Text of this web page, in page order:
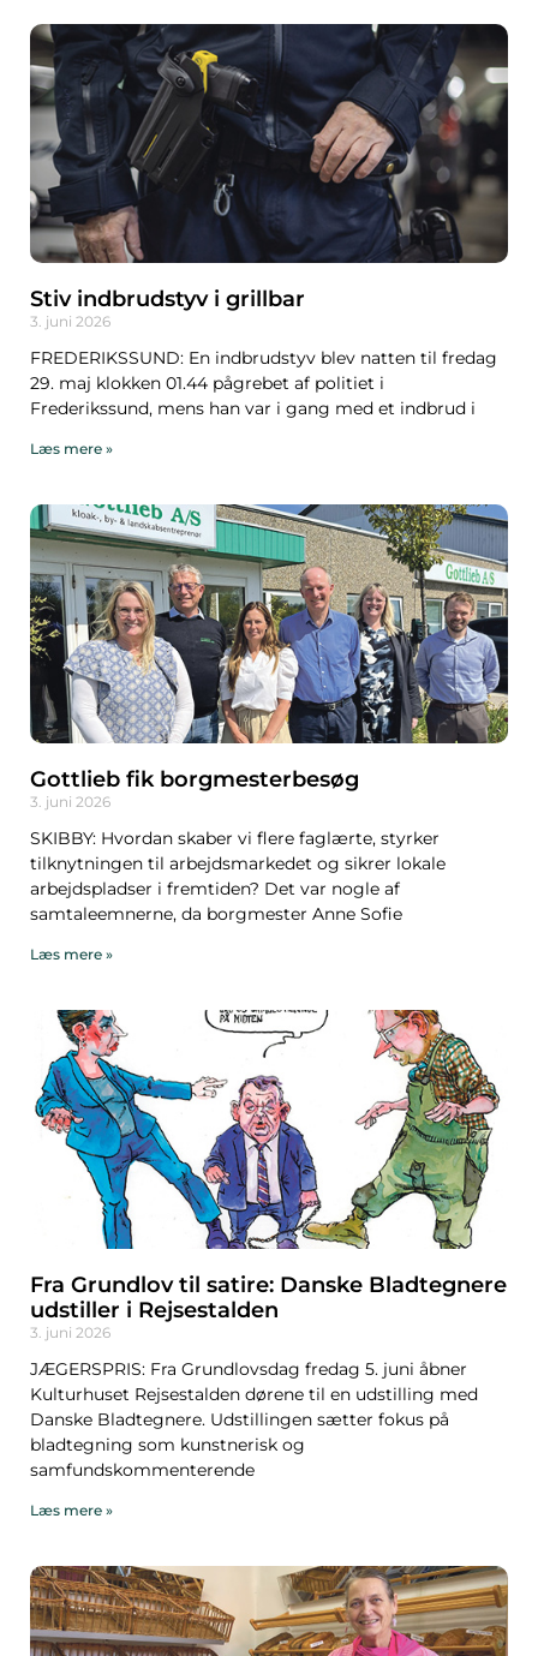
Stiv indbrudstyv i grillbar
3. juni 2026
FREDERIKSSUND: En indbrudstyv blev natten til fredag
29. maj klokken 01.44 pågrebet af politiet i
Frederikssund, mens han var i gang med et indbrud i
Læs mere »
Gottlieb fik borgmesterbesøg
3. juni 2026
SKIBBY: Hvordan skaber vi flere faglærte, styrker
tilknytningen til arbejdsmarkedet og sikrer lokale
arbejdspladser i fremtiden? Det var nogle af
samtaleemnerne, da borgmester Anne Sofie
Læs mere »
Fra Grundlov til satire: Danske Bladtegnere
udstiller i Rejsestalden
3. juni 2026
JÆGERSPRIS: Fra Grundlovsdag fredag 5. juni åbner
Kulturhuset Rejsestalden dørene til en udstilling med
Danske Bladtegnere. Udstillingen sætter fokus på
bladtegning som kunstnerisk og
samfundskommenterende
Læs mere »